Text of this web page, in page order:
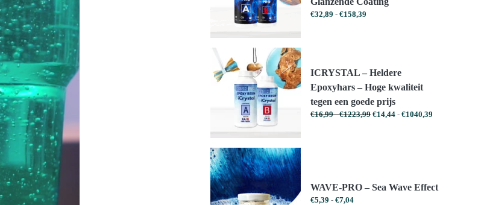
€32,89 - €158,39Prijsklasse:
ICRYSTAL – Heldere
Epoxyhars – Hoge kwaliteit
tegen een goede prijs
€16,99 - €1223,99Prijsklasse:
€14,44 - €1040,39Prijsklasse:
WAVE-PRO – Sea Wave Effect
€5,39 - €7,04Prijsklasse: